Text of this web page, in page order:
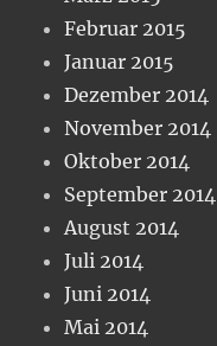
Februar 2015
Januar 2015
Dezember 2014
November 2014
Oktober 2014
September 2014
August 2014
Juli 2014
Juni 2014
Mai 2014